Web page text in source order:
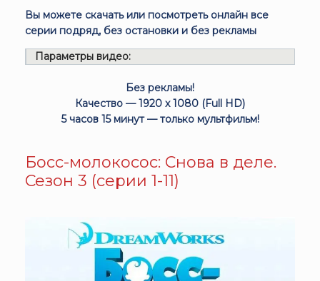
Вы можете скачать или посмотреть онлайн все
серии подряд, без остановки и без рекламы
Параметры видео:
Без рекламы!
Качество — 1920 x 1080 (Full HD)
5 часов 15 минут — только мультфильм!
Босс-молокосос: Снова в деле.
Сезон 3 (серии 1-11)